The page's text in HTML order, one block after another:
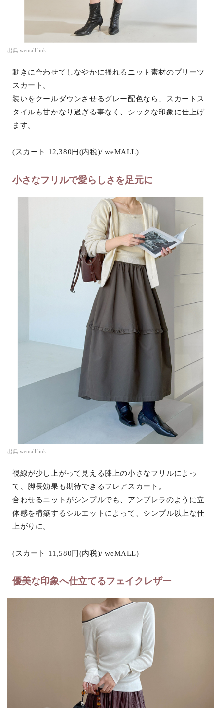
出典 wemall.link
動きに合わせてしなやかに揺れるニット素材のプリーツ
スカート。
装いをクールダウンさせるグレー配色なら、スカートス
タイルも甘かなり過ぎる事なく、シックな印象に仕上げ
ます。
(スカート 12,380円(内税)/ weMALL)
小さなフリルで愛らしさを足元に
出典 wemall.link
視線が少し上がって見える膝上の小さなフリルによっ
て、脚長効果も期待できるフレアスカート。
合わせるニットがシンプルでも、アンブレラのように立
体感を構築するシルエットによって、シンプル以上な仕
上がりに。
(スカート 11,580円(内税)/ weMALL)
優美な印象へ仕立てるフェイクレザー